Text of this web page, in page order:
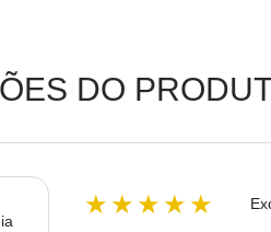
DO
★★★★★